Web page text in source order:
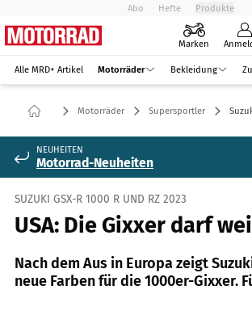
Abo Hefte Produkte
Marken
Alle MRD+ Artikel Motorräder Bekleidung
Motorräder Supersportler
NEUHEITEN
Motorrad-Neuheiten
SUZUKI GSX-R 1000 R UND RZ 2023
USA: Die Gixxer darf
Nach dem Aus in Europa zeigt
neue Farben für die 1000er-Gixxer.